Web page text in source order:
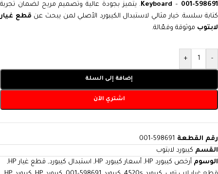
598691-001
–
Keyboard. يتميز بجودة عالية وتصميم مريح لضمان تجربة
كتابة سلسة. خيار مثالي لاستبدال الكيبورد الأصلي لمن يبحث عن قطع غيار
لابتوب موثوقة وفعّالة.
-
+
إضافة إلى السلة
اشتري الآن
رقم القطعة 598691-001
القسم كيبورد لابتوب
الوسوم أرخص كيبورد HP , أسعار كيبورد HP , استبدال كيبورد, قطع غيار HP
,